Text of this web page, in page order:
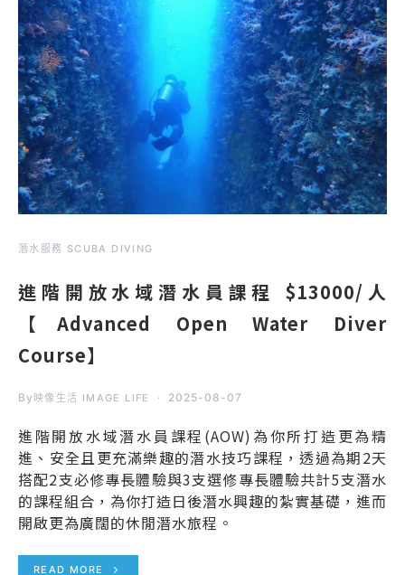
潛水服務 SCUBA DIVING
進階開放水域潛水員課程 $13000/人
【Advanced Open Water Diver
Course】
By 映像生活 IMAGE LIFE 2025-08-07
進階開放水域潛水員課程(AOW)為你所打造更為精
進、安全且更充滿樂趣的潛水技巧課程，透過為期2天
搭配2支必修專長體驗與3支選修專長體驗共計5支潛水
的課程組合，為你打造日後潛水興趣的紮實基礎，進而
開啟更為廣闊的休閒潛水旅程。
READ MORE